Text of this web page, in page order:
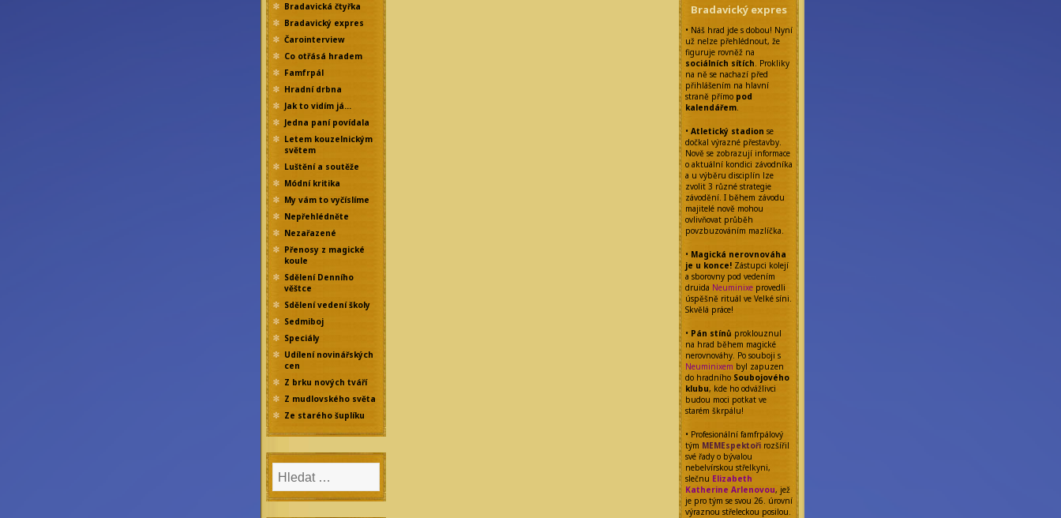
Bradavická čtyřka
Bradavický expres
Čarointerview
Co otřásá hradem
Famfrpál
Hradní drbna
Jak to vidím já…
Jedna paní povídala
Letem kouzelnickým
světem
Luštění a soutěže
Módní kritika
My vám to vyčíslíme
Nepřehlédněte
Nezařazené
Přenosy z magické
koule
Sdělení Denního
věštce
Sdělení vedení školy
Sedmiboj
Speciály
Udílení novinářských
cen
Z brku nových tváří
Z mudlovského světa
Ze starého šuplíku
Bradavický expres
• Náš hrad jde s dobou! Nyní
už nelze přehlédnout, že
figuruje rovněž na
sociálních sítích. Prokliky
na ně se nachazí před
přihlášením na hlavní
straně přímo pod
kalendářem.
• Atletický stadion se
dočkal výrazné přestavby.
Nově se zobrazují informace
o aktuální kondici závodníka
a u výběru disciplín lze
zvolit 3 různé strategie
závodění. I během závodu
majitelé nově mohou
ovlivňovat průběh
povzbuzováním mazlíčka.
• Magická nerovnováha
je u konce! Zástupci kolejí
a sborovny pod vedením
druida Neuminixe provedli
úspěšně rituál ve Velké síni.
Skvělá práce!
• Pán stínů proklouznul
na hrad během magické
nerovnováhy. Po souboji s
Neuminixem byl zapuzen
do hradního Soubojového
klubu, kde ho odvážlivci
budou moci potkat ve
starém škrpálu!
• Profesionální famfrpálový
tým MEMEspektoři rozšířil
své řady o bývalou
nebelvírskou střelkyni,
slečnu Elizabeth
Katherine Arlenovou, jež
je pro tým se svou 26. úrovní
výraznou střeleckou posilou.